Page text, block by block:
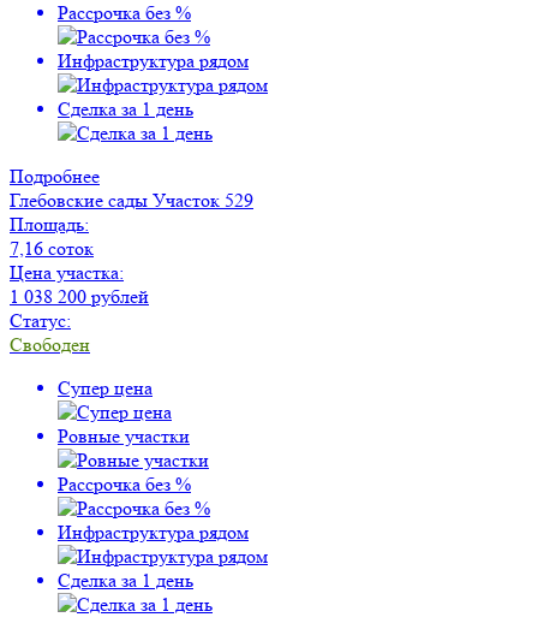
Рассрочка без %
Инфраструктура рядом
Сделка за 1 день
Подробнее
Глебовские сады Участок 529
Площадь:
7,16 соток
Цена участка:
1 038 200 рублей
Статус:
Свободен
Супер цена
Ровные участки
Рассрочка без %
Инфраструктура рядом
Сделка за 1 день